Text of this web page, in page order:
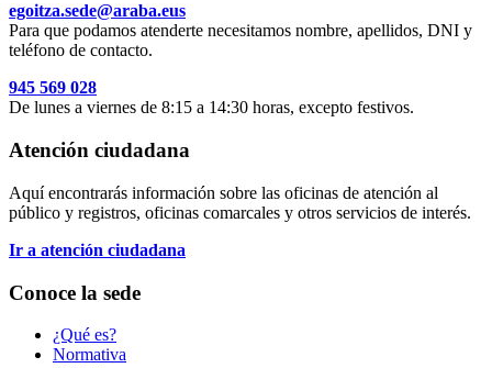
egoitza.sede@araba.eus
Para que podamos atenderte necesitamos nombre, apellidos, DNI y
teléfono de contacto.
945 569 028
De lunes a viernes de 8:15 a 14:30 horas, excepto festivos.
Atención ciudadana
Aquí encontrarás información sobre las oficinas de atención al
público y registros, oficinas comarcales y otros servicios de interés.
Ir a atención ciudadana
Conoce la sede
¿Qué es?
Normativa